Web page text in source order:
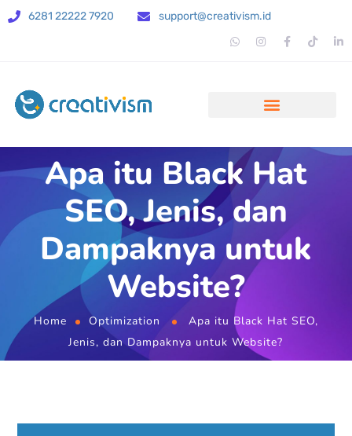
6281 22222 7920 support@creativism.id
Apa itu Black Hat
SEO, Jenis, dan
Dampaknya untuk
Website?
Home Optimization
Apa itu Black Hat SEO,
Jenis, dan Dampaknya untuk Website?